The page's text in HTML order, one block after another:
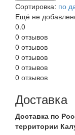
Сортировка: по
Ещё не
0.0
0 отзывов
0 отзывов
0 отзывов
0 отзывов
0 отзывов
Доставка
Доставка по
территории